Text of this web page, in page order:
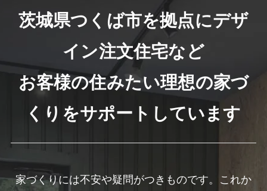
茨城県つくば市を拠点にデザ
イン注文住宅など
お客様の住みたい理想の家づ
くりをサポートしています
家づくりには不安や疑問がつきものです。これか